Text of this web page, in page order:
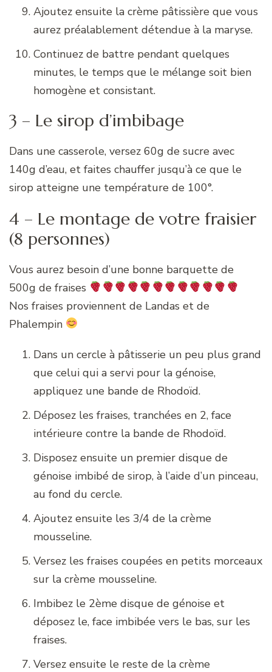
Ajoutez ensuite la crème pâtissière que vous
aurez préalablement détendue à la maryse.
Continuez de battre pendant quelques
minutes, le temps que le mélange soit bien
homogène et consistant.
3 – Le sirop d’imbibage
Dans une casserole, versez 60g de sucre avec
140g d’eau, et faites chauffer jusqu’à ce que le
sirop atteigne une température de 100°.
4 – Le montage de votre fraisier
(8 personnes)
Vous aurez besoin d’une bonne barquette de
500g de fraises
Nos fraises proviennent de Landas et de
Phalempin
Dans un cercle à pâtisserie un peu plus grand
que celui qui a servi pour la génoise,
appliquez une bande de Rhodoïd.
Déposez les fraises, tranchées en 2, face
intérieure contre la bande de Rhodoïd.
Disposez ensuite un premier disque de
génoise imbibé de sirop, à l’aide d’un pinceau,
au fond du cercle.
Ajoutez ensuite les 3/4 de la crème
mousseline.
Versez les fraises coupées en petits morceaux
sur la crème mousseline.
Imbibez le 2ème disque de génoise et
déposez le, face imbibée vers le bas, sur les
fraises.
Versez ensuite le reste de la crème